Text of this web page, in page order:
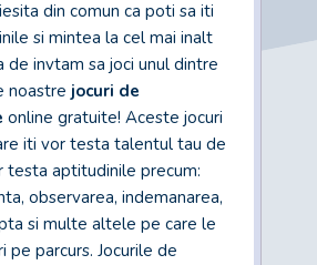
din comun ca poti sa iti
si mintea la cel mai inalt
de invtam sa joci unul dintre
noastre jocuri de
online gratuite! Aceste jocuri
iti vor testa talentul tau de
testa aptitudinile precum:
observarea, indemanarea,
si multe altele pe care le
pe parcurs. Jocurile de